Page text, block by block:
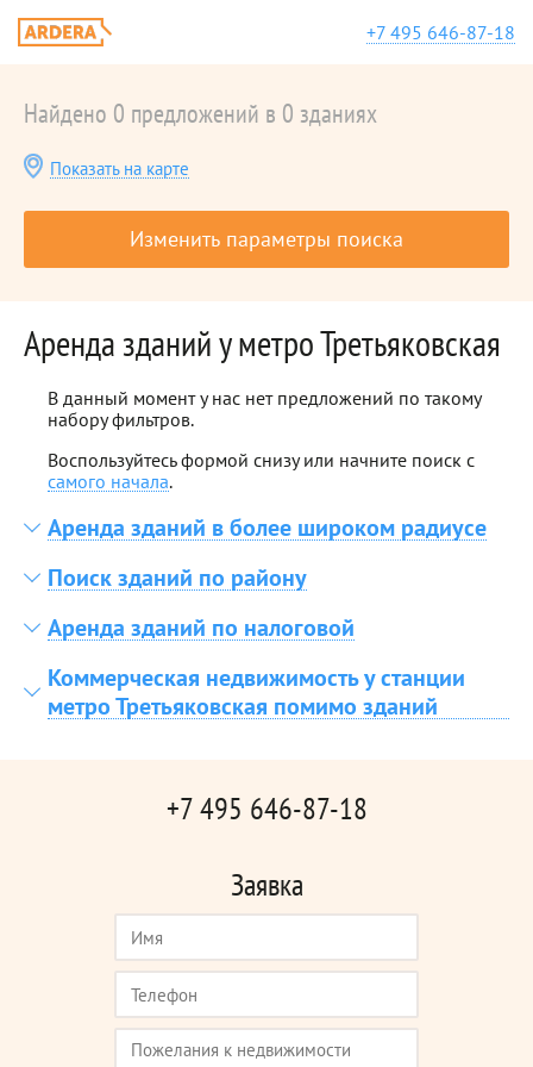
+7 495 646-87-18
Найдено 0 предложений в 0 зданиях
Показать на карте
Изменить параметры поиска
Аренда зданий у метро Третьяковская
В данный момент у нас нет предложений по такому
набору фильтров.
Воспользуйтесь формой снизу или начните поиск с
самого начала.
Аренда зданий в более широком радиусе
Поиск зданий по району
Аренда зданий по налоговой
Коммерческая недвижимость у станции
метро Третьяковская помимо зданий
+7 495 646-87-18
Заявка